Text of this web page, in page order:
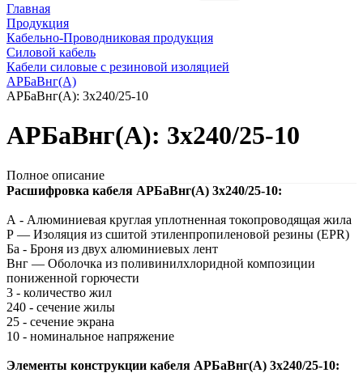
Главная
Продукция
Кабельно-Проводниковая продукция
Силовой кабель
Кабели силовые с резиновой изоляцией
АРБаВнг(A)
АРБаВнг(A): 3х240/25-10
АРБаВнг(A): 3х240/25-10
Полное описание
Расшифровка кабеля АРБаВнг(A) 3х240/25-10:
А - Алюминиевая круглая уплотненная токопроводящая жила
Р — Изоляция из сшитой этиленпропиленовой резины (EPR)
Ба - Броня из двух алюминиевых лент
Внг — Оболочка из поливинилхлоридной композиции
пониженной горючести
3 - количество жил
240 - сечение жилы
25 - сечение экрана
10 - номинальное напряжение
Элементы конструкции кабеля АРБаВнг(A) 3х240/25-10: